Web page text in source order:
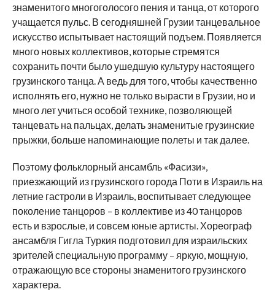
знаменитого многоголосого пения и танца, от которого
учащается пульс. В сегодняшней Грузии танцевальное
искусство испытывает настоящий подъем. Появляется
много новых коллективов, которые стремятся
сохранить почти было ушедшую культуру настоящего
грузинского танца. А ведь для того, чтобы качественно
исполнять его, нужно не только вырасти в Грузии, но и
много лет учиться особой технике, позволяющей
танцевать на пальцах, делать знаменитые грузинские
прыжки, больше напоминающие полеты и так далее.
Поэтому фольклорный ансамбль «Фасизи»,
приезжающий из грузинского города Поти в Израиль на
летние гастроли в Израиль, воспитывает следующее
поколение танцоров – в коллективе из 40 танцоров
есть и взрослые, и совсем юные артисты. Хореограф
ансамбля Гигла Туркия подготовил для израильских
зрителей специальную программу – яркую, мощную,
отражающую все стороны знаменитого грузинского
характера.